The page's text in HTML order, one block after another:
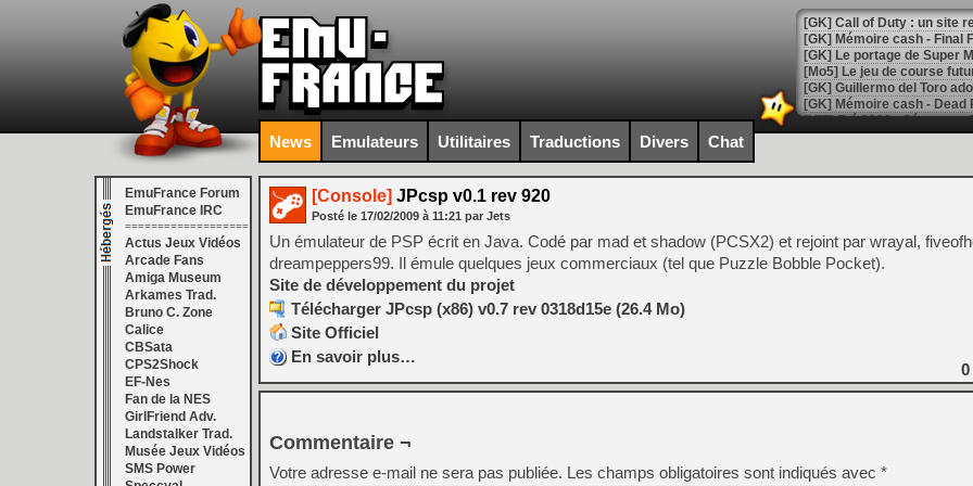
[GK] Le portage de Super
[Mo5] Le jeu de course
[GK] Guillermo del Toro
[LTF] Eté 2026 - Séquence
[GK] Mistfall Hunter :
[GK] Wo Long 2 évolue
[GK] Crossfire : un TPS à
[LS] [PS5] Premiers
[Mo5] DOOM arrive en
[GK] Bethesda fête les 30
[GK] Roblox : l'action en
[GK] Agenda - GeForce
[LS] [PS5] ps5-y2jb-
News Emulateurs Utilitaires Traductions Divers Chat
EmuFrance Forum
EmuFrance IRC
===================
Actus Jeux Vidéos
Arcade Fans
Amiga Museum
Arkames Trad.
Bruno C. Zone
Calice
CBSata
CPS2Shock
EF-Nes
Fan de la NES
GirlFriend Adv.
Landstalker Trad.
Musée Jeux Vidéos
SMS Power
[Console] JPcsp v0.1 rev 920
Posté le 17/02/2009 à 11:21 par Jets
Un émulateur de PSP écrit en Java. Codé par mad et shadow (PCSX2) et rejoint par wrayal,
dreampeppers99. Il émule quelques jeux commerciaux (tel que Puzzle Bobble Pocket).
Site de développement du projet
Télécharger JPcsp (x86) v0.7 rev 0318d15e (26.4 Mo)
Site Officiel
En savoir plus…
0
Commentaire ¬
Votre adresse e-mail ne sera pas publiée. Les champs obligatoires sont indiqués avec *